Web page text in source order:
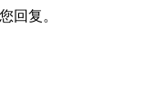
回复。